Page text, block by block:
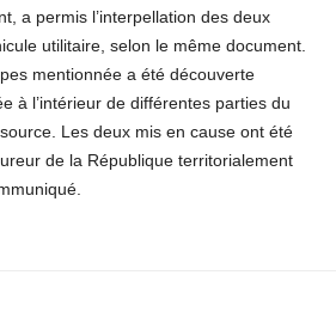
a permis l’interpellation des deux
utilitaire, selon le même document.
mentionnée a été découverte
à l’intérieur de différentes parties du
Les deux mis en cause ont été
de la République territorialement